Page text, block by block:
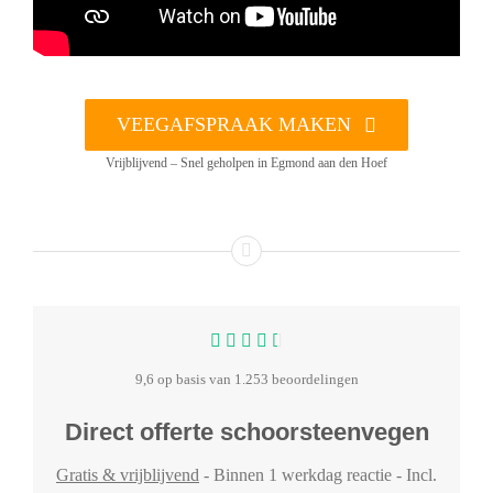
VEEGAFSPRAAK MAKEN
Vrijblijvend – Snel geholpen in Egmond aan den Hoef
9,6 op basis van 1.253 beoordelingen
Direct offerte schoorsteenvegen
Gratis & vrijblijvend - Binnen 1 werkdag reactie - Incl.